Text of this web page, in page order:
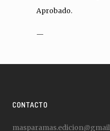
Aprobado.
—
CONTACTO